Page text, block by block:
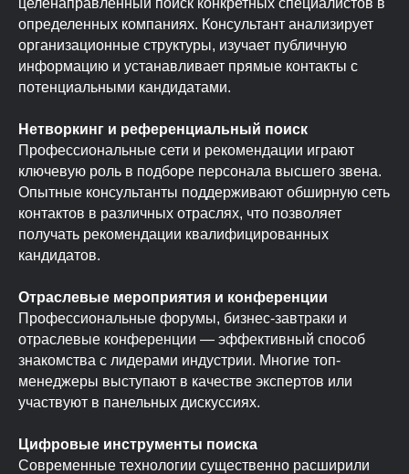
целенаправленный поиск конкретных специалистов в
определенных компаниях. Консультант анализирует
организационные структуры, изучает публичную
информацию и устанавливает прямые контакты с
потенциальными кандидатами.
Нетворкинг и референциальный поиск
Профессиональные сети и рекомендации играют
ключевую роль в подборе персонала высшего звена.
Опытные консультанты поддерживают обширную сеть
контактов в различных отраслях, что позволяет
получать рекомендации квалифицированных
кандидатов.
Отраслевые мероприятия и конференции
Профессиональные форумы, бизнес-завтраки и
отраслевые конференции — эффективный способ
знакомства с лидерами индустрии. Многие топ-
менеджеры выступают в качестве экспертов или
участвуют в панельных дискуссиях.
Цифровые инструменты поиска
Современные технологии существенно расширили